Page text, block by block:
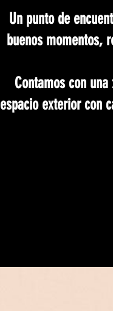
Un punto de
buenos momentos,
Contamos con
espacio exterior con